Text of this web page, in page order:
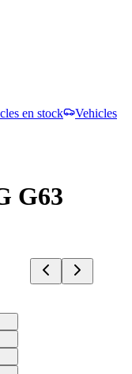
en stock
Vehicles
G63